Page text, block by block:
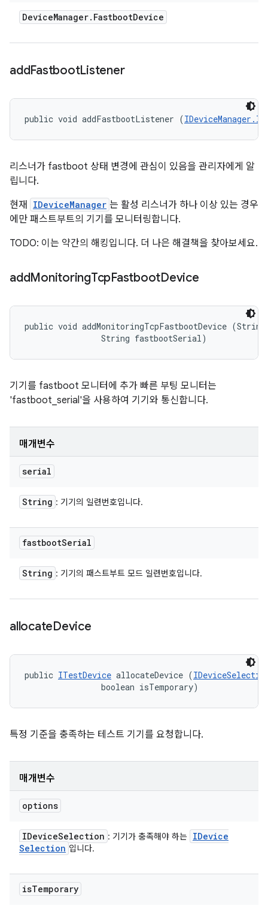
DeviceManager. FastbootDevice
addFastbootListener
public void addFastbootListener (
리스너가 fastboot 상태 변경에 관심이 있음을 관리자에게 알
립니다.
현재
IDeviceManager 는 활성 리스너가 하나 이상 있는 경우
에만 패스트부트의 기기를 모니터링합니다.
TODO: 이는 약간의 해킹입니다. 더 나은 해결책을 찾아보세요.
addMonitoringTcpFastbootDevice
public void addMonitoringTcpFastbootDevice
                String fastbootSerial)
기기를 fastboot 모니터에 추가 빠른 부팅 모니터는
'fastboot_serial'을 사용하여 기기와 통신합니다.
매개변수
serial
String : 기기의 일련번호입니다.
fastbootSerial
String : 기기의 패스트부트 모드 일련번호입니다.
allocateDevice
public ITestDevice allocateDevice (
                boolean isTemporary)
특정 기준을 충족하는 테스트 기기를 요청합니다.
매개변수
options
IDeviceSelection : 기기가 충족해야 하는 IDevice
Selection 입니다.
isTemporary